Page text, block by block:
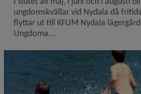
ungdomskvällar vid Nydala då
flyttar ut till KFUM Nydala
Ungdoma...